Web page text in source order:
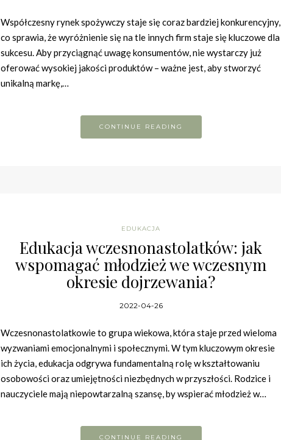
Współczesny rynek spożywczy staje się coraz bardziej konkurencyjny,
co sprawia, że wyróżnienie się na tle innych firm staje się kluczowe dla
sukcesu. Aby przyciągnąć uwagę konsumentów, nie wystarczy już
oferować wysokiej jakości produktów – ważne jest, aby stworzyć
unikalną markę,…
CONTINUE READING
EDUKACJA
Edukacja wczesnonastolatków: jak
wspomagać młodzież we wczesnym
okresie dojrzewania?
2022-04-26
Wczesnonastolatkowie to grupa wiekowa, która staje przed wieloma
wyzwaniami emocjonalnymi i społecznymi. W tym kluczowym okresie
ich życia, edukacja odgrywa fundamentalną rolę w kształtowaniu
osobowości oraz umiejętności niezbędnych w przyszłości. Rodzice i
nauczyciele mają niepowtarzalną szansę, by wspierać młodzież w…
CONTINUE READING